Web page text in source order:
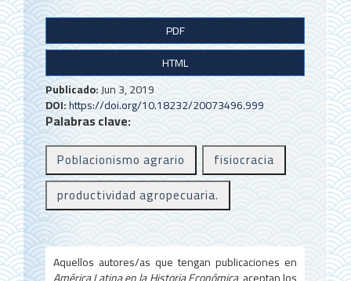
B
a
r
r
a
l
a
t
e
r
PDF
HTML
Publicado:Jun 3, 2019
DOI:https://doi.org/10.18232/20073496.999
Palabras clave:
Poblacionismo agrario
fisiocracia
productividad agropecuaria.
Aquellos autores/as que tengan publicaciones en